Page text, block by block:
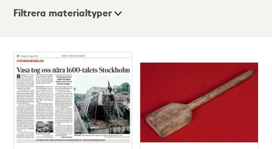
Visningsläge
Lista
Karta
Filtrera materialtyper
träffar